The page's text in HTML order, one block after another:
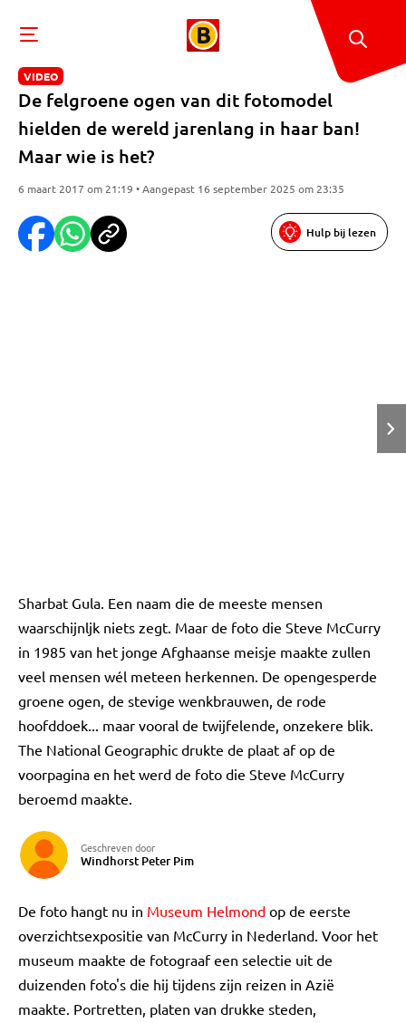
VIDEO
De felgroene ogen van dit fotomodel
hielden de wereld jarenlang in haar ban!
Maar wie is het?
6 maart 2017 om 21:19 • Aangepast 16 september 2025 om 23:35
Hulp bij lezen
Sharbat Gula. Een naam die de meeste mensen
waarschijnljk niets zegt. Maar de foto die Steve McCurry
in 1985 van het jonge Afghaanse meisje maakte zullen
veel mensen wél meteen herkennen. De opengesperde
groene ogen, de stevige wenkbrauwen, de rode
hoofddoek... maar vooral de twijfelende, onzekere blik.
The National Geographic drukte de plaat af op de
voorpagina en het werd de foto die Steve McCurry
beroemd maakte.
Geschreven door
Windhorst Peter Pim
De foto hangt nu in Museum Helmond op de eerste
overzichtsexpositie van McCurry in Nederland. Voor het
museum maakte de fotograaf een selectie uit de
duizenden foto's die hij tijdens zijn reizen in Azië
maakte. Portretten, platen van drukke steden,